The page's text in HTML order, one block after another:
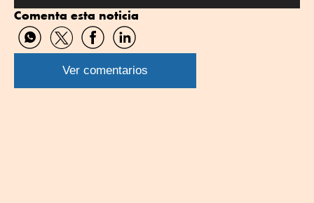
Comenta esta noticia
Compartir
por
WhatsApp
Compartir
por
Twitter
Compartir
por
Facebook
Compartir
por
Linkedin
Ver comentarios